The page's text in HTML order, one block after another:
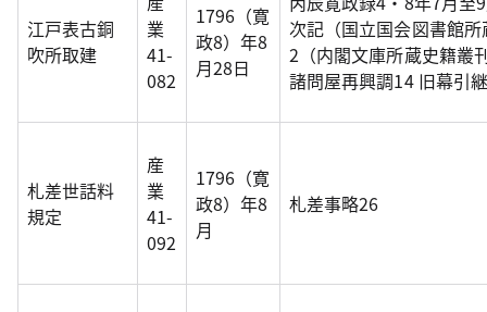
江戸表古銅
吹所取建
業
41-
082
1796（寛
政8）年8
月28日
次記（国立国会図書館
2（内閣文庫所蔵史籍叢
諸問屋再興調14 旧幕引
札差世話料
規定
産
業
41-
092
1796（寛
政8）年8
月
札差事略26